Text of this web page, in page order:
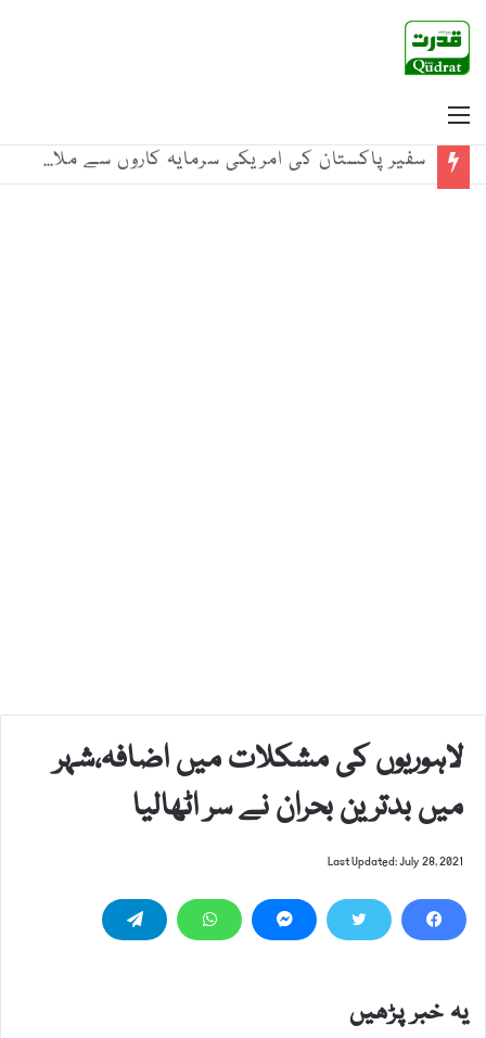
سفیر پاکستان کی امریکی سرمایہ کاروں سے ملاقاتیں، معدنیات اور سرجیکل آلات میں سرمایہ کاری پر زور
لاہوریوں کی مشکلات میں اضافہ،شہر
میں بدترین بحران نے سر اٹھالیا
Last Updated: July 28, 2021
یہ خبر پڑھیں